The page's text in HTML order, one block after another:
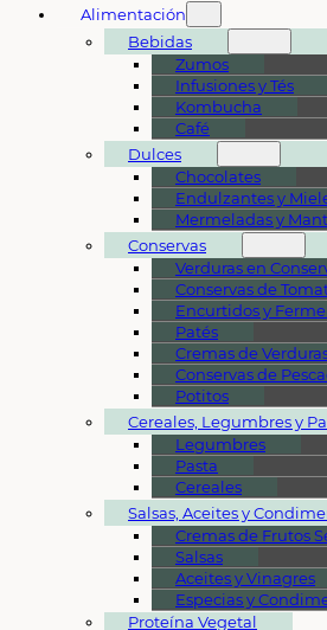
Alimentación
Bebidas
Zumos
Infusiones y Tés
Kombucha
Café
Dulces
Chocolates
Endulzantes y
Mermeladas y
Conservas
Verduras en
Conservas de
Encurtidos y
Patés
Cremas de
Conservas de
Potitos
Cereales, Legumbres y
Legumbres
Pasta
Cereales
Salsas, Aceites y
Cremas de Frutos
Salsas
Aceites y Vinagres
Especias y
Proteína Vegetal